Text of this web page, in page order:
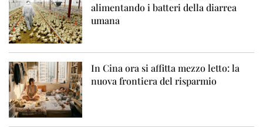
alimentando i batteri della diarrea
umana
In Cina ora si affitta mezzo letto: la
nuova frontiera del risparmio